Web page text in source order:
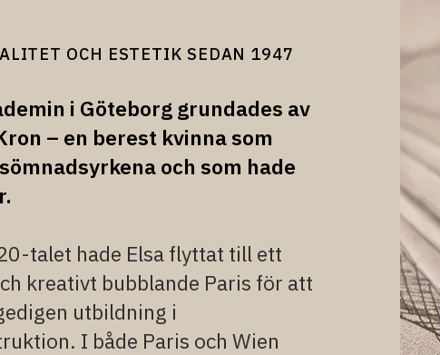
OCH ESTETIK SEDAN 1947
i Göteborg grundades av
– en berest kvinna som
och som hade
talet hade Elsa flyttat till ett
kreativt bubblande Paris för att
utbildning i
I både Paris och Wien